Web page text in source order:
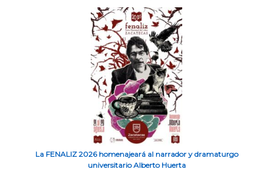
La FENALIZ 2026 homenajeará al narrador y dramaturgo
universitario Alberto Huerta